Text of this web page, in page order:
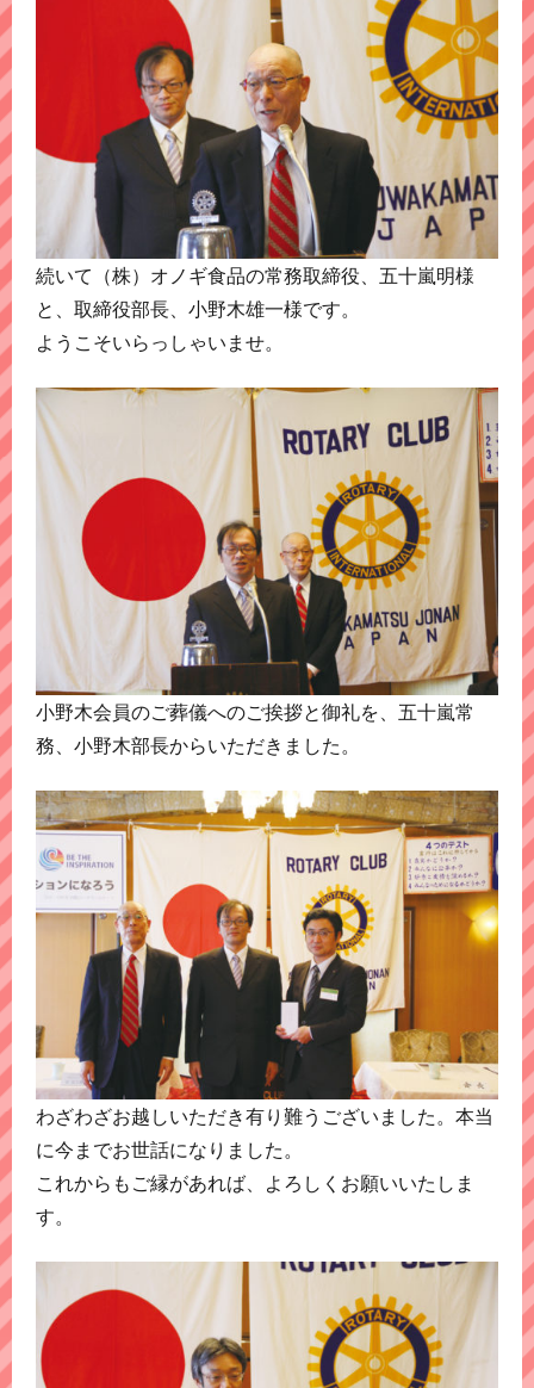
続いて（株）オノギ食品の常務取締役、五十嵐明様
と、取締役部長、小野木雄一様です。
ようこそいらっしゃいませ。
小野木会員のご葬儀へのご挨拶と御礼を、五十嵐常
務、小野木部長からいただきました。
わざわざお越しいただき有り難うございました。本当
に今までお世話になりました。
これからもご縁があれば、よろしくお願いいたしま
す。